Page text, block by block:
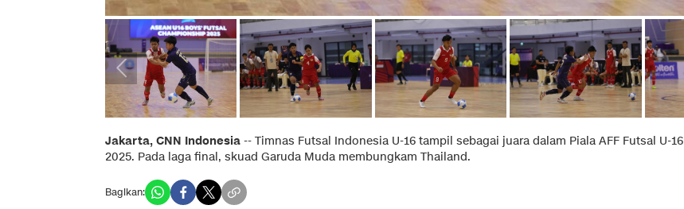
Jakarta, CNN Indonesia -- Timnas Futsal Indonesia U-16 tampil sebagai juara dalam Piala AFF Futsal U-16
2025. Pada laga final, skuad Garuda Muda membungkam Thailand.
Bagikan: